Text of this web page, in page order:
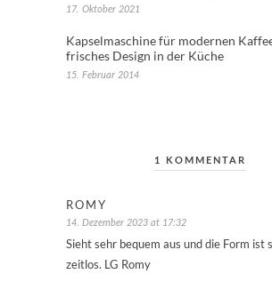
17. Oktober 2021
Kapselmaschine für modernen
frisches Design in der Küche
15. Februar 2014
1 KOMMENTAR
ROMY
14. Dezember 2023 at 17:32
Sieht sehr bequem aus und die Form ist
zeitlos. LG Romy